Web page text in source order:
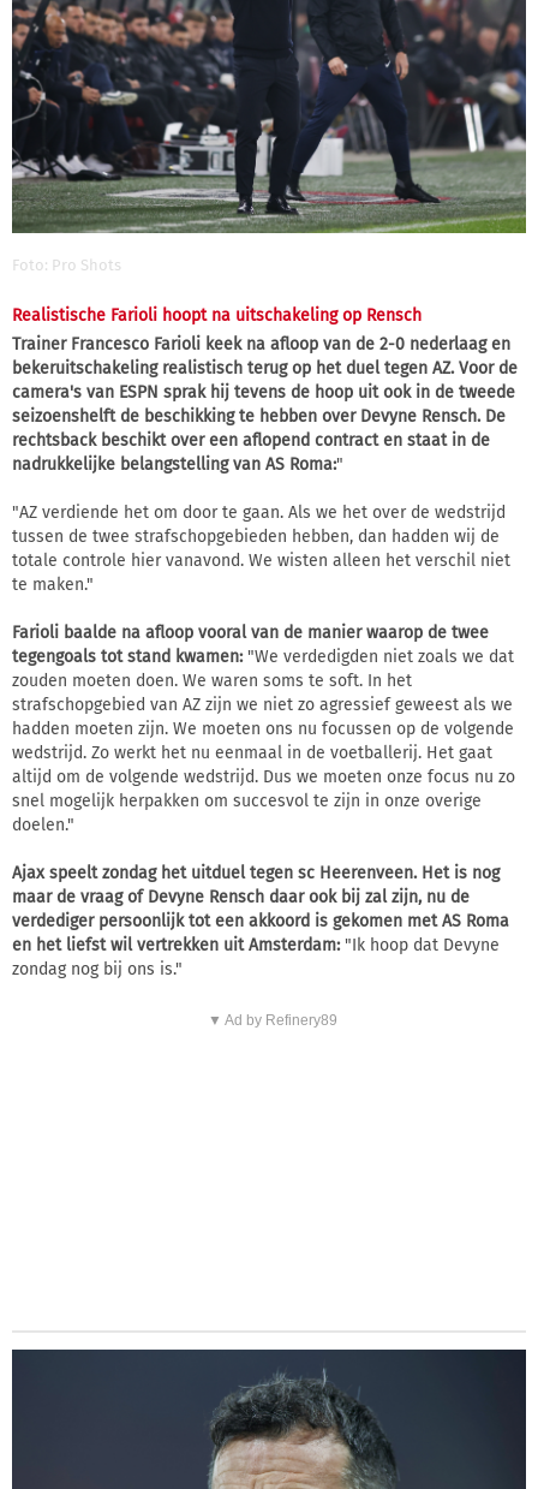
Foto: Pro Shots
Realistische Farioli hoopt na uitschakeling op Rensch
Trainer Francesco Farioli keek na afloop van de 2-0 nederlaag en
bekeruitschakeling realistisch terug op het duel tegen AZ. Voor de
camera's van ESPN sprak hij tevens de hoop uit ook in de tweede
seizoenshelft de beschikking te hebben over Devyne Rensch. De
rechtsback beschikt over een aflopend contract en staat in de
nadrukkelijke belangstelling van AS Roma:"
"AZ verdiende het om door te gaan. Als we het over de wedstrijd
tussen de twee strafschopgebieden hebben, dan hadden wij de
totale controle hier vanavond. We wisten alleen het verschil niet
te maken."
Farioli baalde na afloop vooral van de manier waarop de twee
tegengoals tot stand kwamen:"We verdedigden niet zoals we dat
zouden moeten doen. We waren soms te soft. In het
strafschopgebied van AZ zijn we niet zo agressief geweest als we
hadden moeten zijn. We moeten ons nu focussen op de volgende
wedstrijd. Zo werkt het nu eenmaal in de voetballerij. Het gaat
altijd om de volgende wedstrijd. Dus we moeten onze focus nu zo
snel mogelijk herpakken om succesvol te zijn in onze overige
doelen."
Ajax speelt zondag het uitduel tegen sc Heerenveen. Het is nog
maar de vraag of Devyne Rensch daar ook bij zal zijn, nu de
verdediger persoonlijk tot een akkoord is gekomen met AS Roma
en het liefst wil vertrekken uit Amsterdam:"Ik hoop dat Devyne
zondag nog bij ons is."
▼ Ad by Refinery89